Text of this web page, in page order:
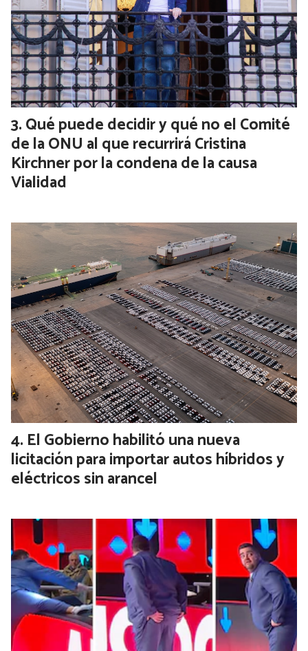
Qué puede decidir y qué no el Comité
de la ONU al que recurrirá Cristina
Kirchner por la condena de la causa
Vialidad
El Gobierno habilitó una nueva
licitación para importar autos híbridos y
eléctricos sin arancel